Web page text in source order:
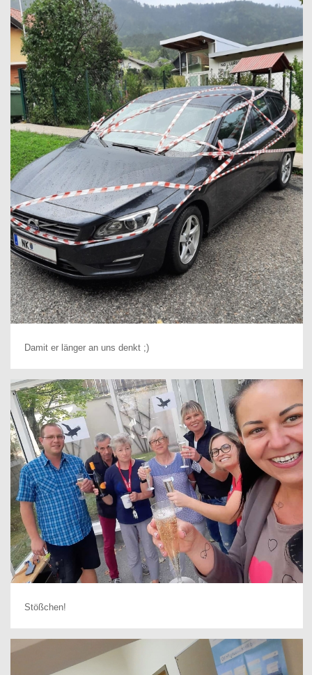
Damit er länger an uns denkt ;)
Stößchen!